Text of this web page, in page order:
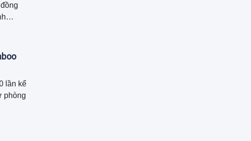
kho,
lần kể
phòng